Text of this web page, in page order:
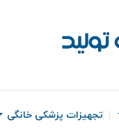
تجهیزات پزشکی خانگی